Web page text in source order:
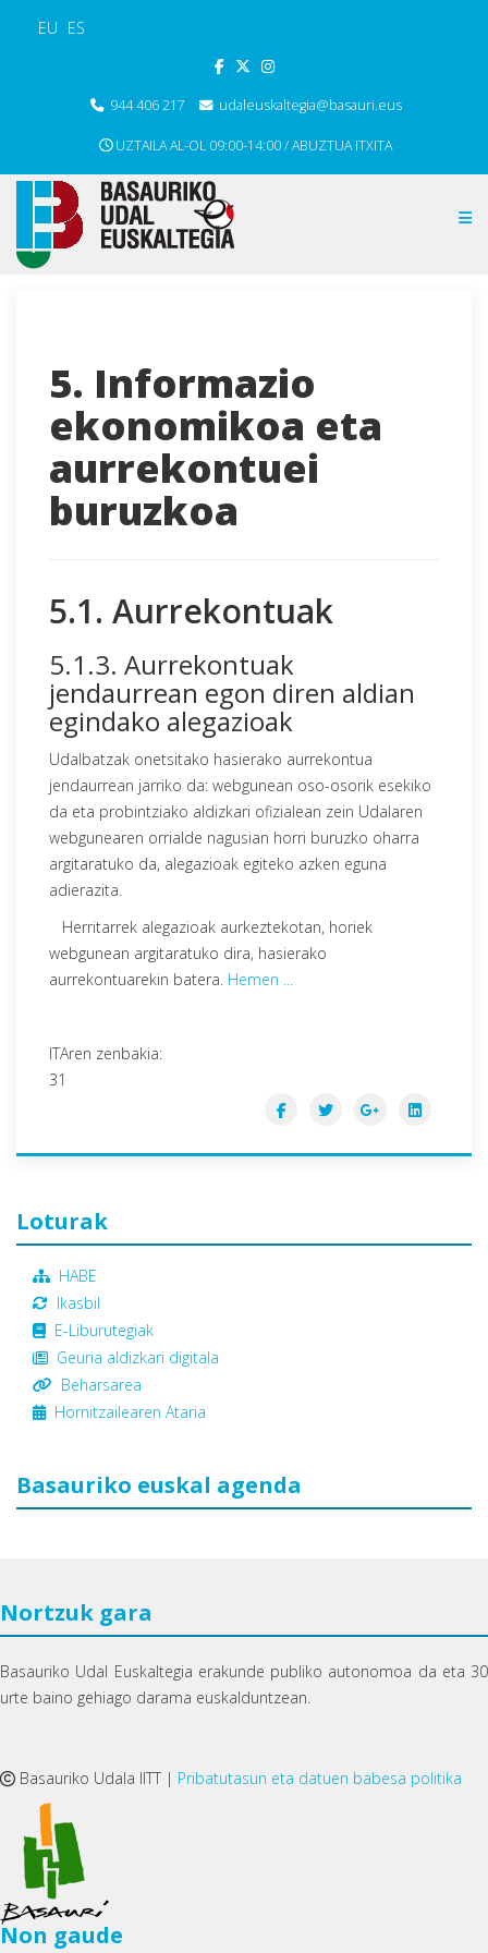
EU ES
944 406 217 udaleuskaltegia@basauri.eus
UZTAILA AL-OL 09:00-14:00 / ABUZTUA ITXITA
5. Informazio
ekonomikoa eta
aurrekontuei
buruzkoa
5.1. Aurrekontuak
5.1.3. Aurrekontuak
jendaurrean egon diren aldian
egindako alegazioak
Udalbatzak onetsitako hasierako aurrekontua
jendaurrean jarriko da: webgunean oso-osorik esekiko
da eta probintziako aldizkari ofizialean zein Udalaren
webgunearen orrialde nagusian horri buruzko oharra
argitaratuko da, alegazioak egiteko azken eguna
adierazita.
Herritarrek alegazioak aurkeztekotan, horiek
webgunean argitaratuko dira, hasierako
aurrekontuarekin batera. Hemen ...
ITAren zenbakia:
31
Loturak
HABE
Ikasbil
E-Liburutegiak
Geuria aldizkari digitala
Beharsarea
Hornitzailearen Ataria
Basauriko euskal agenda
Nortzuk gara
Basauriko Udal Euskaltegia erakunde publiko autonomoa da eta 30
urte baino gehiago darama euskalduntzean.
Basauriko Udala IITT | Pribatutasun eta datuen babesa politika
Non gaude